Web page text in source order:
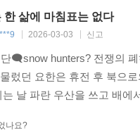
한 삶에 마침표는 없다
2026-03-03 신고
🗨️snow hunters? 전쟁의
렀던 요한은 휴전 후 북으
는 날 파란 우산을 쓰고 배
나요?